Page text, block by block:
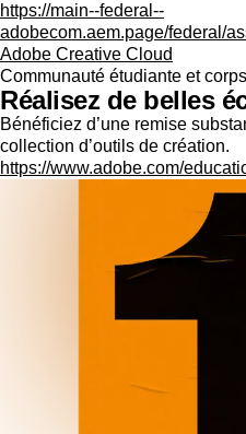
https://main--federal--
adobecom.aem.page/federal/
Adobe Creative Cloud
Communauté étudiante et
Réalisez de belles
Bénéficiez d’une remise
collection d’outils de création.
https://www.adobe.com/